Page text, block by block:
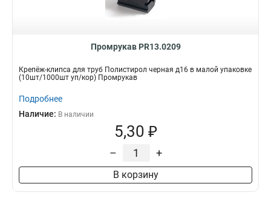
Промрукав PR13.0209
Крепёж-клипса для труб Полистирол черная д16 в малой упаковке
(10шт/1000шт уп/кор) Промрукав
Подробнее
Наличие: В наличии
5,30 ₽
– +
В корзину